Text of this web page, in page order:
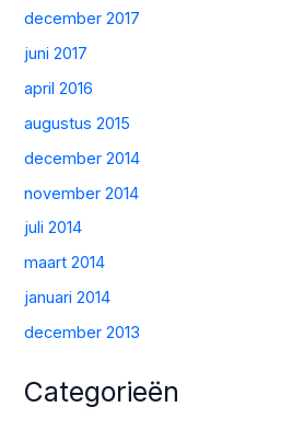
december 2017
juni 2017
april 2016
augustus 2015
december 2014
november 2014
juli 2014
maart 2014
januari 2014
december 2013
Categorieën